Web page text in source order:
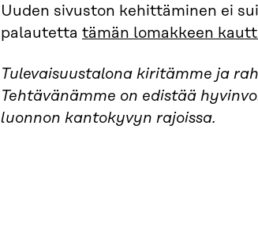
Uuden sivuston kehittäminen ei
palautetta tämän lomakkeen
Tulevaisuustalona kiritämme ja
Tehtävänämme on edistää
luonnon kantokyvyn rajoissa.